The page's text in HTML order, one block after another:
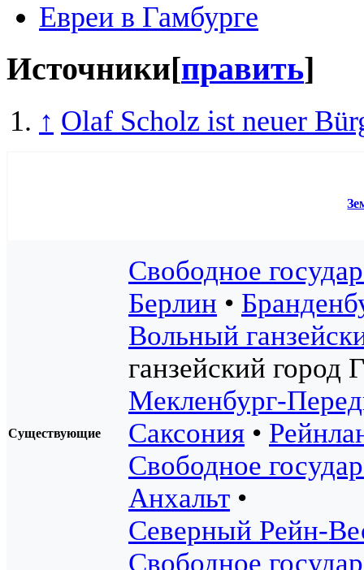
Евреи в Гамбурге
Источники[править]
↑ Olaf Scholz ist neuer
Существующие
Свободное
Берлин •
Вольный
ганзейский город
Мекленбург-
Саксония •
Свободное
Анхальт •
Северный Рейн-
Свободное